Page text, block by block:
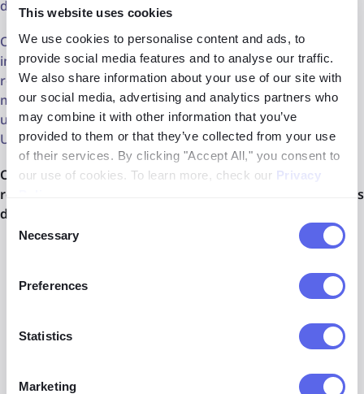
This website uses cookies
We use cookies to personalise content and ads, to
provide social media features and to analyse our traffic.
We also share information about your use of our site with
our social media, advertising and analytics partners who
may combine it with other information that you’ve
provided to them or that they’ve collected from your use
of their services. By clicking "Accept All," you consent to
our use of cookies. To learn more, check our Privacy
Consent
Selection
Necessary
Preferences
Statistics
Marketing
duplicado.
O lenso.ai vai além da simples correspondência de
imagens. Sua tecnologia avançada se destaca em
reconhecer até imagens fortemente alteradas. Assim,
mesmo que alguém filtre sua foto intensamente, ainda há
uma grande chance de o lenso.ai encontrá-la e fornecer a
URL da imagem infratora.
O lenso.ai oferece ainda mais vantagens para usuários
registrados, simplificando a proteção de direitos autorais
da seguinte maneira:
Mantenha o controle de
todo o seu portfólio. Carregue todas as imagens que
você deseja monitorar para possíveis violações de
Notificações automáticas por email:
Fique por
correspondência para suas imagens carregadas, você